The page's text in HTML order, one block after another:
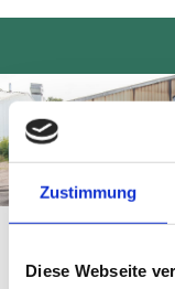
Zustimmung
Diese Webseite